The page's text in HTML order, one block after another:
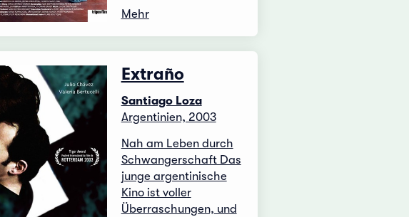
Mehr
Extraño
Santiago Loza
Argentinien, 2003
Nah am Leben durch
Schwangerschaft Das
junge argentinische
Kino ist voller
Überraschungen, und